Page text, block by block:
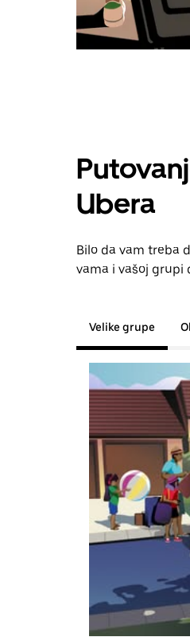
Ubera
Bilo da vam treba
vama i vašoj grupi
Velike grupe